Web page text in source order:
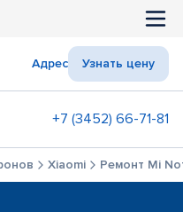
Адрес Узнать цену
+7 (3452) 66-71-81
Xiaomi Ремонт Mi